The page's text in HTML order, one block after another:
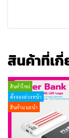
สินค้าที่เ
สินค้าใหม่
สั่งจองล่วงหน้า
สินค้าแนะนำ